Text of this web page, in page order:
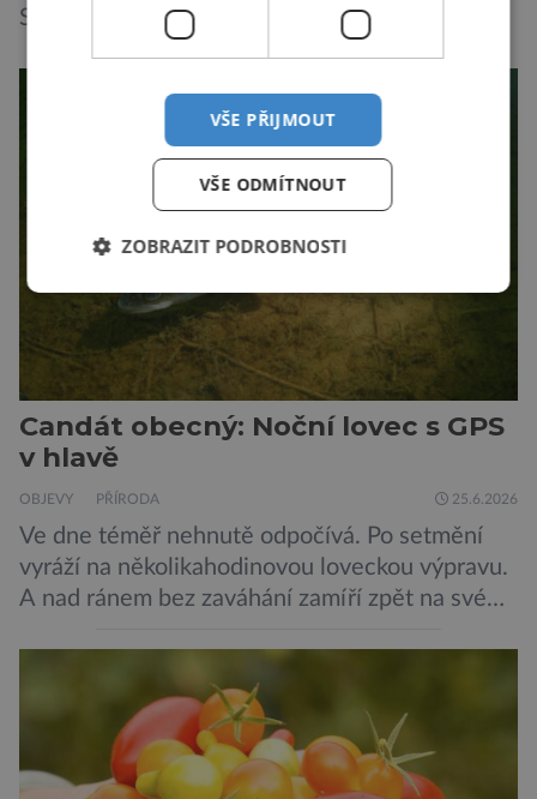
S oteplujícím se klimatem a znečištěním
potřeby, které by mohly kůži ochránit před
mnoha nepříznivými vlivy prostředí. A Jižní
Korea se v tomto ujímá vedení… „Jako
výzkumníci […]
Candát obecný: Noční lovec s GPS
v hlavě
OBJEVY PŘÍRODA 25.6.2026
Ve dne téměř nehnutě odpočívá. Po setmění
vyráží na několikahodinovou loveckou výpravu.
A nad ránem bez zaváhání zamíří zpět na své
ukazuje, že candát obecný má mnohem lepší
orientační schopnosti, než si biologové dosud
mysleli. Vědci z Biologického centra Akademie
věd ČR sledovali pohyb candátů v jihočeské
nádrži Římov […]
VŠE PŘIJMOUT
VŠE ODMÍTNOUT
ZOBRAZIT PODROBNOSTI